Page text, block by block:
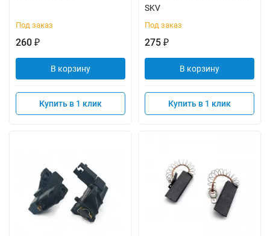
Под заказ
260 ₽
В корзину
Купить в 1 клик
SKV
Под заказ
275 ₽
В корзину
Купить в 1 клик